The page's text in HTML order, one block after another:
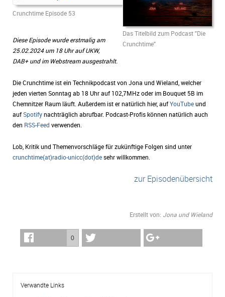
Das Titelbild zum Podcast "Die
Crunchtime"
Crunchtime Episode 53
Diese Episode wurde erstmalig am
25.02.2024 um 18 Uhr auf UKW,
DAB+ und im Webstream ausgestrahlt.
Die Crunchtime ist ein Technikpodcast von Jona und Wieland, welcher
jeden vierten Sonntag ab 18 Uhr auf 102,7MHz oder im Bouquet 5B im
Chemnitzer Raum läuft. Außerdem ist er natürlich hier, aufYouTubeund
aufSpotifynachträglich abrufbar. Podcast-Profis können natürlich auch
den RSS-Feed verwenden.
Lob, Kritik und Themenvorschläge für zukünftige Folgen sind unter
crunchtime(at)radio-unicc(dot)desehr willkommen.
zur Episodenübersicht
Erstellt von: Jona und Wieland
0
Verwandte Links